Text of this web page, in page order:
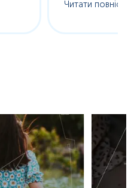
Читати повністю...